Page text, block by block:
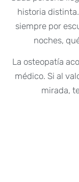
historia
siempre por
noches,
La osteopatía
médico. Si al
mirada,